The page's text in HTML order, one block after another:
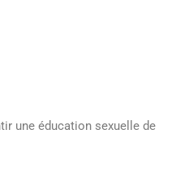
une éducation sexuelle de